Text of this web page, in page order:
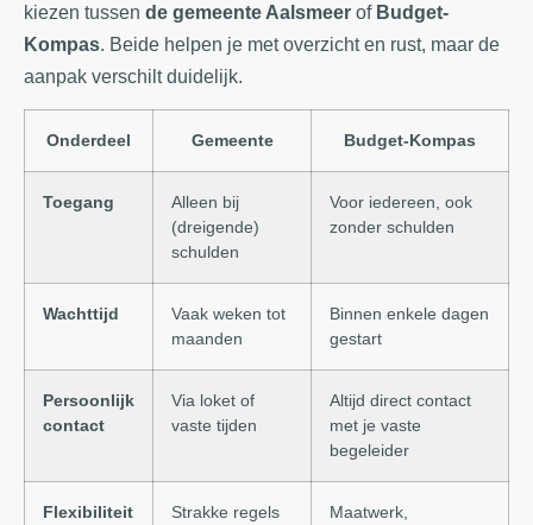
kiezen tussen de gemeente Aalsmeer of Budget-
Kompas. Beide helpen je met overzicht en rust, maar de
aanpak verschilt duidelijk.
Onderdeel Gemeente Budget-Kompas
Toegang
Alleen bij
(dreigende)
schulden
Voor iedereen, ook
zonder schulden
Wachttijd
Vaak weken tot
maanden
Binnen enkele dagen
gestart
Persoonlijk
contact
Via loket of
vaste tijden
Altijd direct contact
met je vaste
begeleider
Flexibiliteit
Strakke regels
Maatwerk,